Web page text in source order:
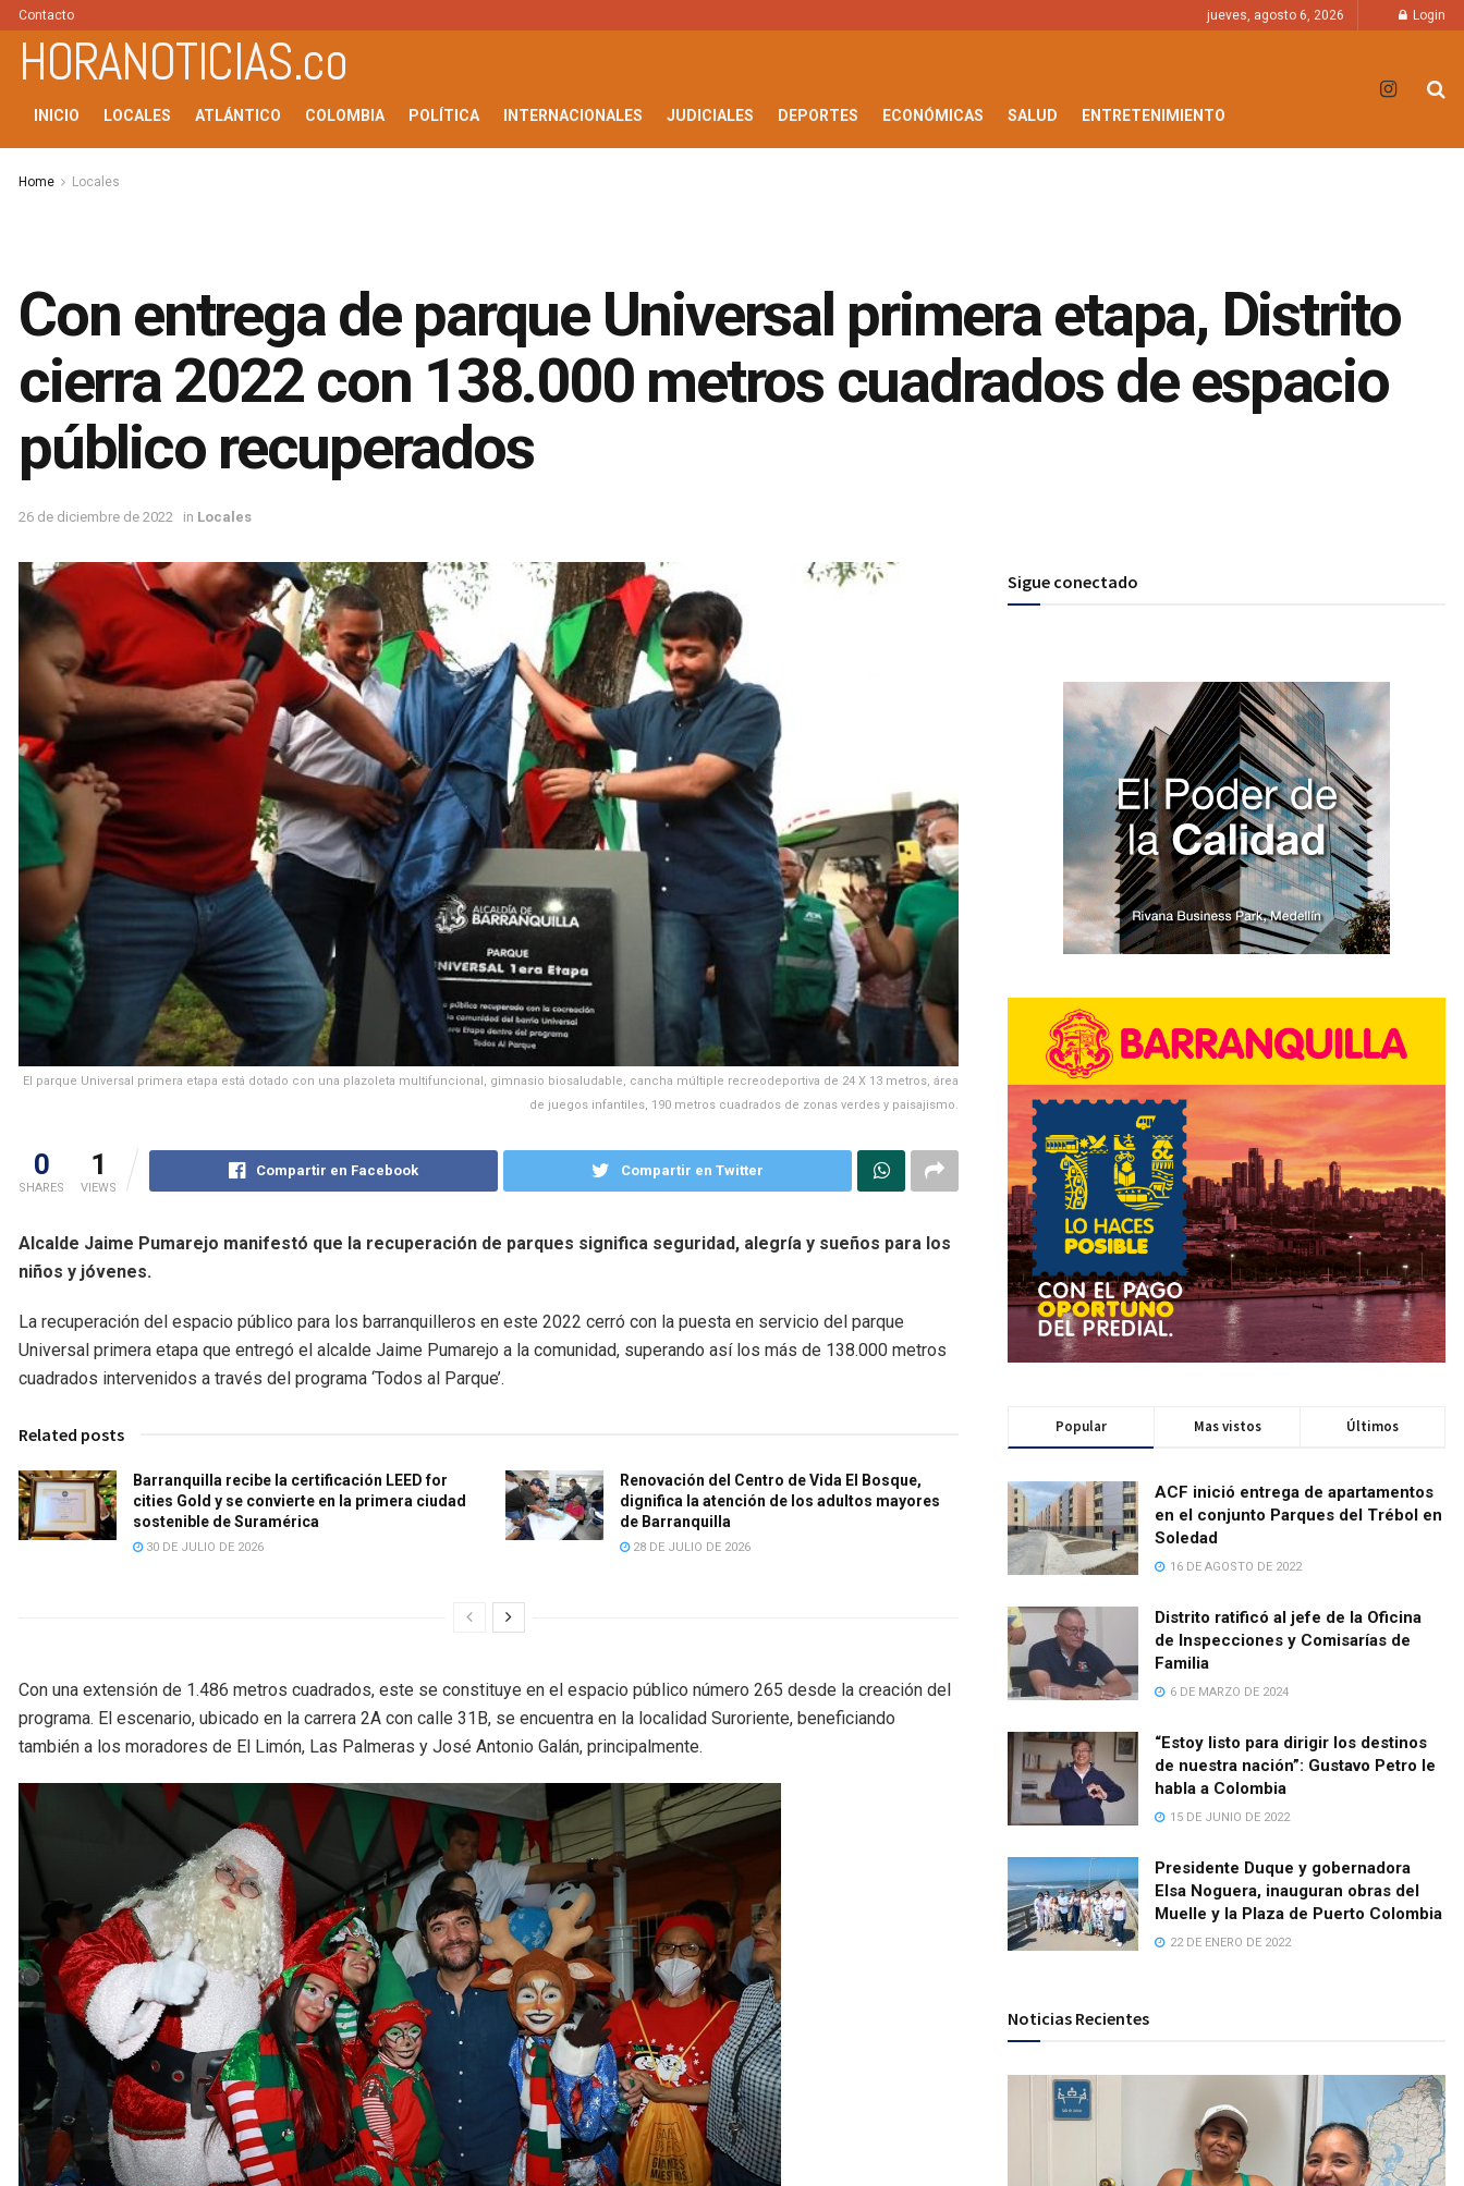
Contacto jueves, agosto 6, 2026 Login
HORANOTICIAS.co
INICIO LOCALES ATLÁNTICO COLOMBIA POLÍTICA INTERNACIONALES JUDICIALES DEPORTES ECONÓMICAS SALUD ENTRETENIMIENTO
Home Locales
Con entrega de parque Universal primera etapa, Distrito
cierra 2022 con 138.000 metros cuadrados de espacio
público recuperados
26 de diciembre de 2022 in Locales
El parque Universal primera etapa está dotado con una plazoleta multifuncional, gimnasio biosaludable, cancha múltiple recreodeportiva de 24 X 13 metros, área
de juegos infantiles, 190 metros cuadrados de zonas verdes y paisajismo.
0
SHARES
1
VIEWS
Compartir en Facebook Compartir en Twitter
Alcalde Jaime Pumarejo manifestó que la recuperación de parques significa seguridad, alegría y sueños para los
niños y jóvenes.
La recuperación del espacio público para los barranquilleros en este 2022 cerró con la puesta en servicio del parque
Universal primera etapa que entregó el alcalde Jaime Pumarejo a la comunidad, superando así los más de 138.000 metros
cuadrados intervenidos a través del programa ‘Todos al Parque’.
Related posts
Barranquilla recibe la certificación LEED for
cities Gold y se convierte en la primera ciudad
sostenible de Suramérica
30 DE JULIO DE 2026
Renovación del Centro de Vida El Bosque,
dignifica la atención de los adultos mayores
de Barranquilla
28 DE JULIO DE 2026
Con una extensión de 1.486 metros cuadrados, este se constituye en el espacio público número 265 desde la creación del
programa. El escenario, ubicado en la carrera 2A con calle 31B, se encuentra en la localidad Suroriente, beneficiando
también a los moradores de El Limón, Las Palmeras y José Antonio Galán, principalmente.
Sigue conectado
Popular Mas vistos Últimos
ACF inició entrega de apartamentos
en el conjunto Parques del Trébol en
Soledad
16 DE AGOSTO DE 2022
Distrito ratificó al jefe de la Oficina
de Inspecciones y Comisarías de
Familia
6 DE MARZO DE 2024
“Estoy listo para dirigir los destinos
de nuestra nación”: Gustavo Petro le
habla a Colombia
15 DE JUNIO DE 2022
Presidente Duque y gobernadora
Elsa Noguera, inauguran obras del
Muelle y la Plaza de Puerto Colombia
22 DE ENERO DE 2022
Noticias Recientes